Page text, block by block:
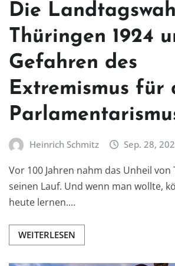
Die
Thüringen 1924
Gefahren des
Extremismus für
Heinrich Schmitz Sep. 28,
Vor 100 Jahren nahm das Unheil von
seinen Lauf. Und wenn man wollte,
heute lernen.…
WEITERLESEN